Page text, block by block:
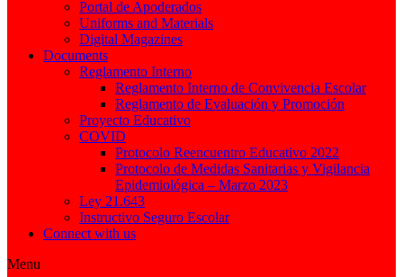
Portal de Apoderados
Uniforms and Materials
Digital Magazines
Documents
Reglamento Interno
Reglamento Interno de Convivencia Escolar
Reglamento de Evaluación y Promoción
Proyecto Educativo
COVID
Protocolo Reencuentro Educativo 2022
Protocolo de Medidas Sanitarias y Vigilancia
Epidemiológica – Marzo 2023
Ley 21.643
Instructivo Seguro Escolar
Connect with us
Menu